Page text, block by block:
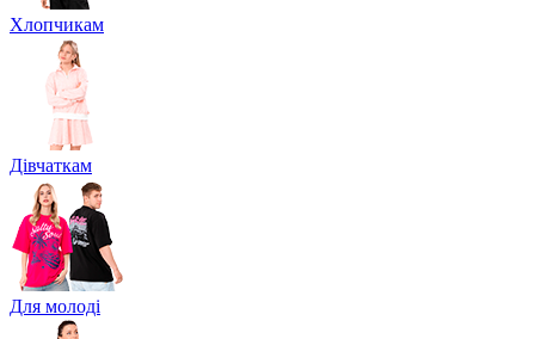
Хлопчикам
Дівчаткам
Для молоді